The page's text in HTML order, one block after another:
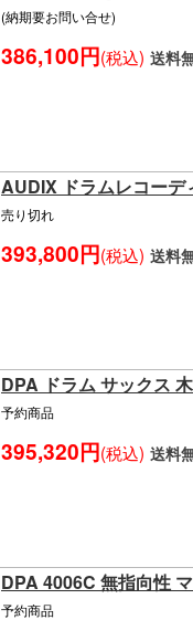
(納期要お問い合せ)
386,100円(税込) 送料
AUDIX ドラムレコーデ
売り切れ
393,800円(税込) 送料
DPA ドラム サックス
予約商品
395,320円(税込) 送料
DPA 4006C 無指向性
予約商品